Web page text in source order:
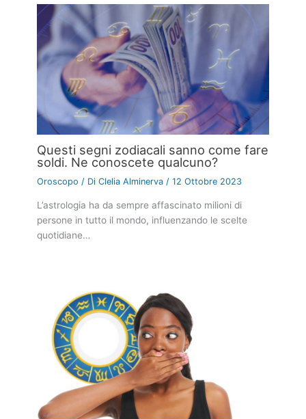
Questi segni zodiacali sanno come fare
soldi. Ne conoscete qualcuno?
Oroscopo / DiClelia Alminerva /12 Ottobre 2023
L’astrologia ha da sempre affascinato milioni di
persone in tutto il mondo, influenzando le scelte
quotidiane…